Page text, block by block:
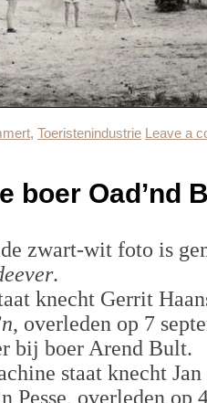
, Toeristenindustrie Leave a
boer Oad’nd
zwart-wit foto is
.
knecht Gerrit
, overleden op 7
bij boer Arend Bult.
staat knecht
Pesse, overleden